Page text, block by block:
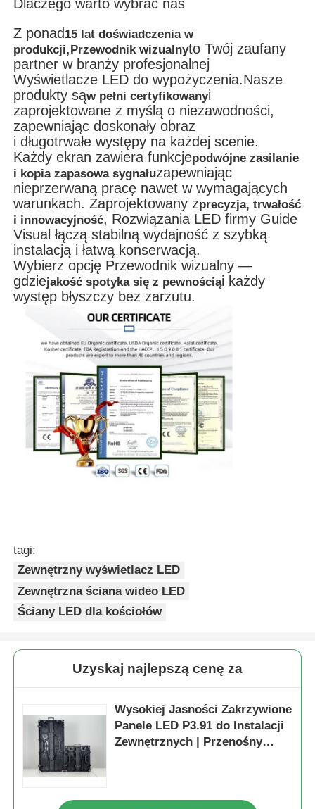
Dlaczego warto wybrać nas
Z ponad 15 lat doświadczenia w
produkcji, Przewodnik wizualnyto Twój zaufany
partner w branży profesjonalnej
Wyświetlacze LED do wypożyczenia.Nasze
produkty sąw pełni certyfikowanyi
zaprojektowane z myślą o niezawodności,
zapewniając doskonały obraz
i długotrwałe występy na każdej scenie.
Każdy ekran zawiera funkcjepodwójne zasilanie
i kopia zapasowa sygnałuzapewniając
nieprzerwaną pracę nawet w wymagających
warunkach. Zaprojektowany zprecyzja, trwałość
i innowacyjność, Rozwiązania LED firmy Guide
Visual łączą stabilną wydajność z szybką
instalacją i łatwą konserwacją.
Wybierz opcję Przewodnik wizualny —
gdziejakość spotyka się z pewnościąi każdy
występ błyszczy bez zarzutu.
tagi:
Zewnętrzny wyświetlacz LED
Zewnętrzna ściana wideo LED
Ściany LED dla kościołów
Uzyskaj najlepszą cenę za
Wysokiej Jasności Zakrzywione
Panele LED P3.91 do Instalacji
Zewnętrznych | Przenośny